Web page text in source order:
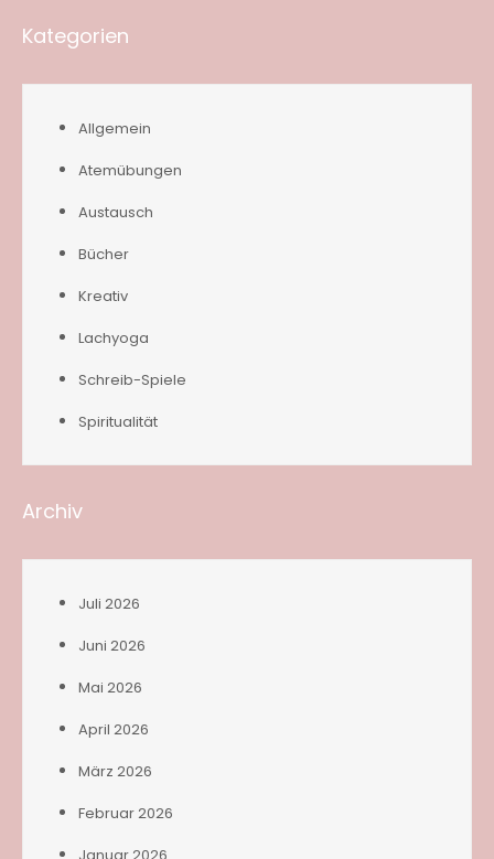
Kategorien
Allgemein
Atemübungen
Austausch
Bücher
Kreativ
Lachyoga
Schreib-Spiele
Spiritualität
Archiv
Juli 2026
Juni 2026
Mai 2026
April 2026
März 2026
Februar 2026